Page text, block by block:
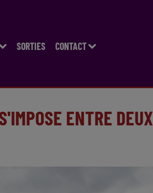
SORTIES CONTACT
ENTRE DEUX